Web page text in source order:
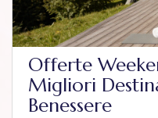
Offerte
Migliori
Benessere